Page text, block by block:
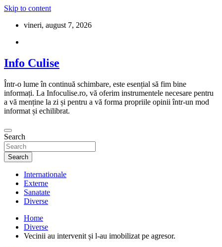
Skip to content
vineri, august 7, 2026
Info Culise
Într-o lume în continuă schimbare, este esențial să fim bine
informați. La Infoculise.ro, vă oferim instrumentele necesare pentru
a vă menține la zi și pentru a vă forma propriile opinii într-un mod
informat și echilibrat.
Search
Search
Internationale
Externe
Sanatate
Diverse
Home
Diverse
Vecinii au intervenit și l-au imobilizat pe agresor.